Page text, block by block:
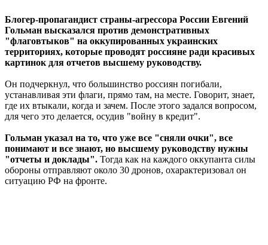
Блогер-пропагандист страны-агрессора России Евгений
Гольман высказался против демонстративных
"флаговтыков" на оккупированных украинских
территориях, которые проводят россияне ради красивых
картинок для отчетов высшему руководству.
Он подчеркнул, что большинство россиян погибали,
устанавливая эти флаги, прямо там, на месте. Говорит, знает,
где их втыкали, когда и зачем. После этого задался вопросом,
для чего это делается, осудив "войну в кредит".
Гольман указал на то, что уже все "сняли очки", все
понимают и все знают, но высшему руководству нужны
"отчеты и доклады". Тогда как на каждого оккупанта силы
обороны отправляют около 30 дронов, охарактеризовал он
ситуацию РФ на фронте.